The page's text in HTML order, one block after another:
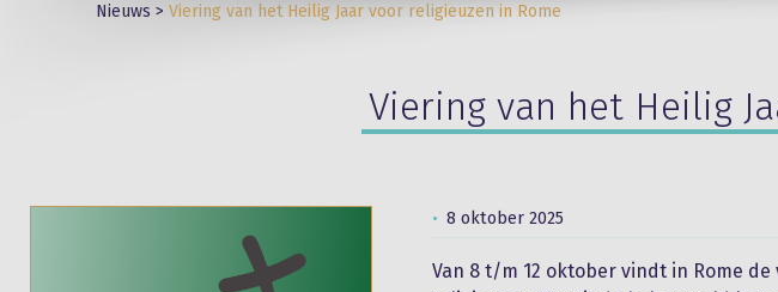
Nieuws > Viering van het Heilig Jaar voor religieuzen in Rome
Viering van het Heilig
8 oktober 2025
Van 8 t/m 12 oktober vindt in Rome